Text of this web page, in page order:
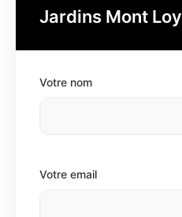
Jardins Mont Loy
Votre nom
Votre email